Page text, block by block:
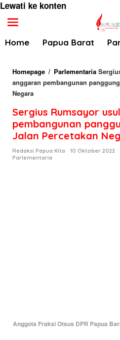
Lewati ke konten
Home Papua Barat
Homepage / Parlementaria
anggaran pembangunan
Negara
Sergius Rumsayor
pembangunan
Jalan Percetakan
Redaksi Papua Kita
10 Oktober 2022
Parlementaria
Anggota Fraksi Otsus DPR Papua